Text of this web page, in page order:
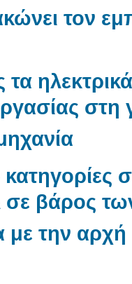
τον
ηλεκτρικά
στη
σε βάρος
την αρχή